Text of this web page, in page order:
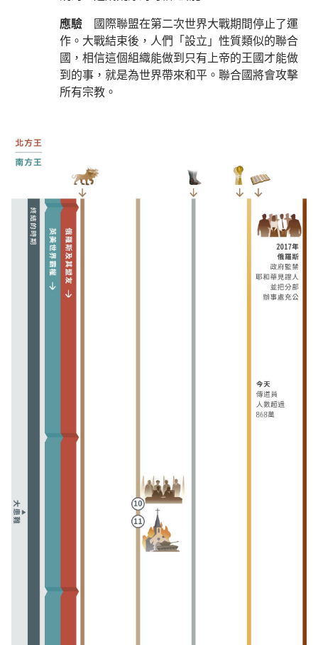
應驗 國際聯盟在第二次世界大戰期間停止了運
作。大戰結束後，人們「設立」性質類似的聯合
國，相信這個組織能做到只有上帝的王國才能做
到的事，就是為世界帶來和平。聯合國將會攻擊
所有宗教。